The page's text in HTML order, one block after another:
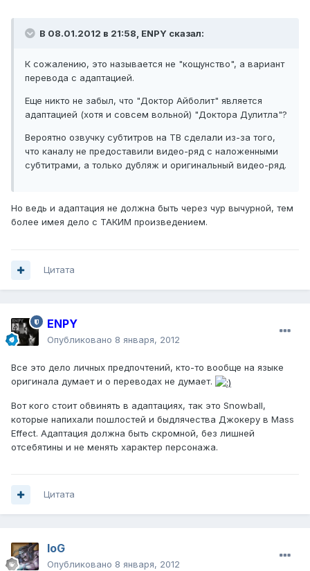
В 08.01.2012 в 21:58, ENPY сказал:
К сожалению, это называется не "кощунство", а вариант
перевода с адаптацией.
Еще никто не забыл, что "Доктор Айболит" является
адаптацией (хотя и совсем вольной) "Доктора Дулитла"?
Вероятно озвучку субтитров на ТВ сделали из-за того,
что каналу не предоставили видео-ряд с наложенными
субтитрами, а только дубляж и оригинальный видео-ряд.
Но ведь и адаптация не должна быть через чур вычурной, тем
более имея дело с ТАКИМ произведением.
Цитата
ENPY
Опубликовано 8 января, 2012
Все это дело личных предпочтений, кто-то вообще на языке
оригинала думает и о переводах не думает.
Вот кого стоит обвинять в адаптациях, так это Snowball,
которые напихали пошлостей и быдлячества Джокеру в Mass
Effect. Адаптация должна быть скромной, без лишней
отсебятины и не менять характер персонажа.
Цитата
IoG
Опубликовано 8 января, 2012